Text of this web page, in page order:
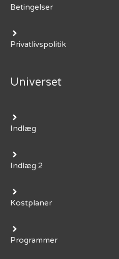
Betingelser
Privatlivspolitik
Universet
Indlæg
Indlæg 2
Kostplaner
Programmer